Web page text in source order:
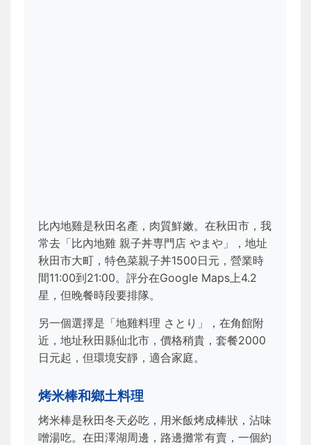
比內地雞是秋田名產，肉質鮮嫩。在秋田市，我
常去「比內地雞 親子丼専門店 やまや」，地址
秋田市大町，特色菜親子丼1500日元，營業時
間11:00到21:00。評分在Google Maps上4.2
星，但晚餐時段要排隊。
另一個選擇是「地雞料理 さとり」，在角館附
近，地址秋田縣仙北市，價格稍貴，套餐2000
日元起，但環境安靜，適合家庭。
烤米棒和鄉土料理
烤米棒是秋田冬天必吃，用米飯烤成棒狀，沾味
噌湯吃。在田澤湖周邊，路邊攤常有賣，一個約